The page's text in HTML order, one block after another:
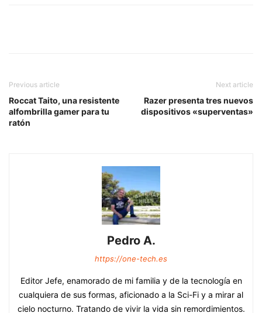
Previous article
Roccat Taito, una resistente
alfombrilla gamer para tu
ratón
Next article
Razer presenta tres nuevos
dispositivos «superventas»
Pedro A.
https://one-tech.es
Editor Jefe, enamorado de mi familia y de la tecnología en
cualquiera de sus formas, aficionado a la Sci-Fi y a mirar al
cielo nocturno. Tratando de vivir la vida sin remordimientos.